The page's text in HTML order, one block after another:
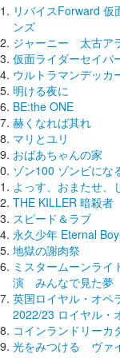
リバイスForward 仮
ンズ
ジャーニー 太古ア
仮面ライダーセイバ
ウルトラマンデッ
明ける夜に
BE:the ONE
赫くなれば其れ
マリとユリ
おばあちゃんの家
ゾン100 ゾンビにな
よっす、おまたせ、
THE KILLER 暗殺者
スピード＆ラブ
永久少年 Eternal
地獄の謝肉祭
ミスタームーンラ
演 みんなで見た夢
英国ロイヤル・オ
2022/23 ロイヤル・
コインランドリーカ
光をみつける ヴァ